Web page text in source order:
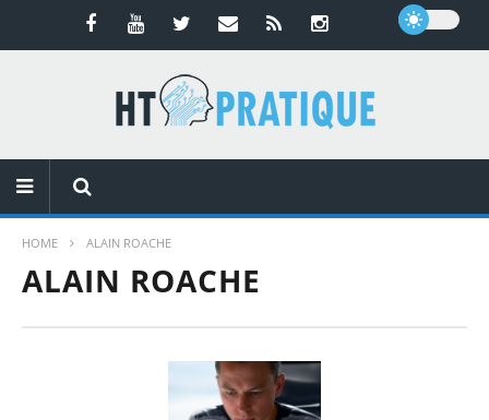
HOME ALAIN ROACHE
ALAIN ROACHE